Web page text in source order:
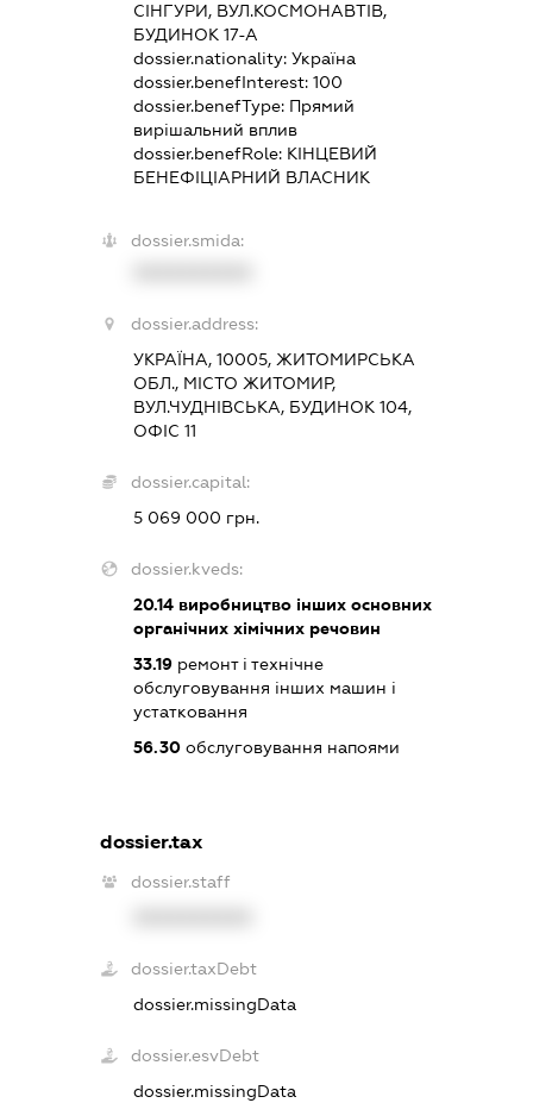
СІНГУРИ, ВУЛ.КОСМОНАВТІВ,
БУДИНОК 17-А
dossier.nationality: Україна
dossier.benefInterest: 100
dossier.benefType: Прямий
вирішальний вплив
dossier.benefRole: КІНЦЕВИЙ
БЕНЕФІЦІАРНИЙ ВЛАСНИК
dossier.smida:
dossier.address:
УКРАЇНА, 10005, ЖИТОМИРСЬКА
ОБЛ., МІСТО ЖИТОМИР,
ВУЛ.ЧУДНІВСЬКА, БУДИНОК 104,
ОФІС 11
dossier.capital:
5 069 000 грн.
dossier.kveds:
20.14виробництво інших основних
органічних хімічних речовин
33.19ремонт і технічне
обслуговування інших машин і
устатковання
56.30обслуговування напоями
dossier.tax
dossier.staff
dossier.taxDebt
dossier.missingData
dossier.esvDebt
dossier.missingData